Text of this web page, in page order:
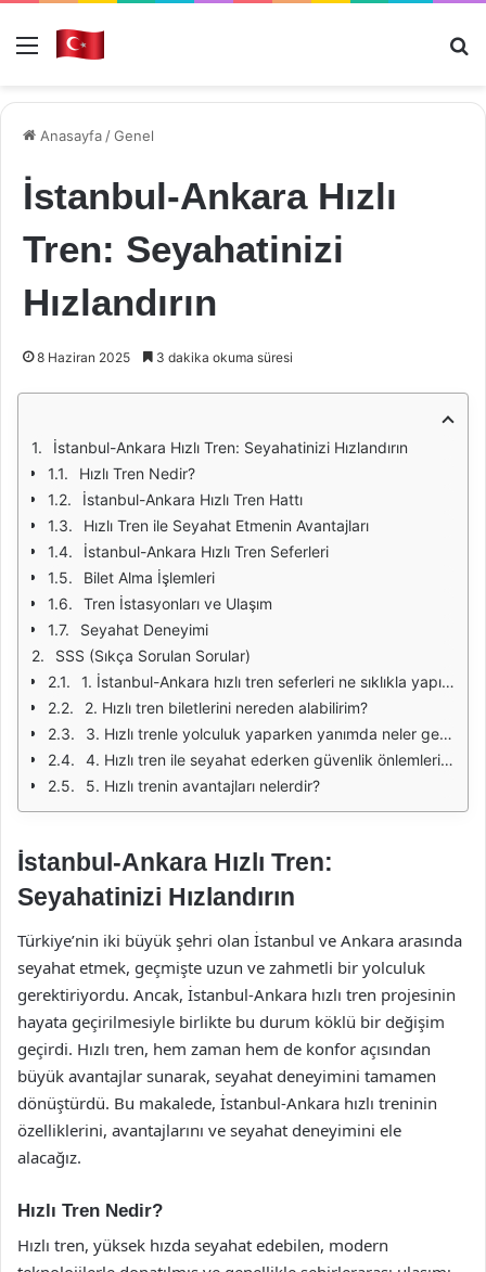
Menü
Anasayfa /Genel
İstanbul-Ankara Hızlı
Tren: Seyahatinizi
Hızlandırın
8 Haziran 2025 3 dakika okuma süresi
İstanbul-Ankara Hızlı Tren: Seyahatinizi Hızlandırın
Hızlı Tren Nedir?
İstanbul-Ankara Hızlı Tren Hattı
Hızlı Tren ile Seyahat Etmenin Avantajları
İstanbul-Ankara Hızlı Tren Seferleri
Bilet Alma İşlemleri
Tren İstasyonları ve Ulaşım
Seyahat Deneyimi
SSS (Sıkça Sorulan Sorular)
1. İstanbul-Ankara hızlı tren seferleri ne sıklıkla yapılmaktadır?
2. Hızlı tren biletlerini nereden alabilirim?
3. Hızlı trenle yolculuk yaparken yanımda neler getirebilirim?
4. Hızlı tren ile seyahat ederken güvenlik önlemleri nelerdir?
5. Hızlı trenin avantajları nelerdir?
İstanbul-Ankara Hızlı Tren:
Seyahatinizi Hızlandırın
Türkiye’nin iki büyük şehri olan İstanbul ve Ankara arasında
seyahat etmek, geçmişte uzun ve zahmetli bir yolculuk
gerektiriyordu. Ancak, İstanbul-Ankara hızlı tren projesinin
hayata geçirilmesiyle birlikte bu durum köklü bir değişim
geçirdi. Hızlı tren, hem zaman hem de konfor açısından
büyük avantajlar sunarak, seyahat deneyimini tamamen
dönüştürdü. Bu makalede, İstanbul-Ankara hızlı treninin
özelliklerini, avantajlarını ve seyahat deneyimini ele
alacağız.
Hızlı Tren Nedir?
Hızlı tren, yüksek hızda seyahat edebilen, modern